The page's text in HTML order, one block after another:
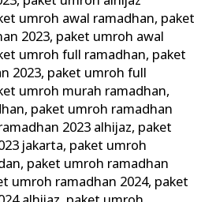
umroh awal ramadhan, paket
2023, paket umroh awal
umroh full ramadhan, paket
2023, paket umroh full
umroh murah ramadhan,
, paket umroh ramadhan
2023 alhijaz, paket
jakarta, paket umroh
, paket umroh ramadhan
umroh ramadhan 2024, paket